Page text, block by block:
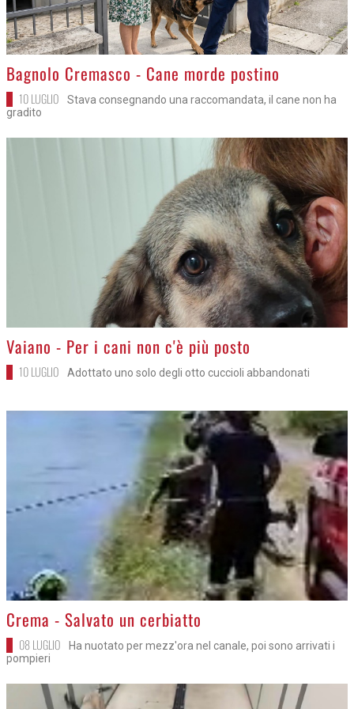
>
Bagnolo Cremasco - Cane morde postino
10 LUGLIO
Stava consegnando una raccomandata, il cane non ha
gradito
>
Vaiano - Per i cani non c'è più posto
10 LUGLIO Adottato uno solo degli otto cuccioli abbandonati
>
Crema - Salvato un cerbiatto
08 LUGLIO
Ha nuotato per mezz'ora nel canale, poi sono arrivati i
pompieri